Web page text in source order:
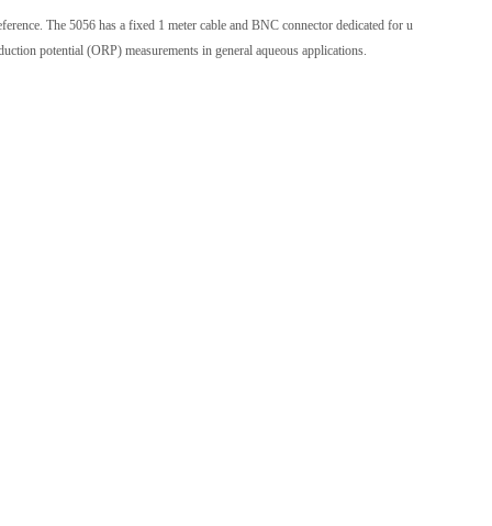
The 5056 has a fixed 1 meter cable and BNC connector dedicated for u
potential (ORP) measurements in general aqueous applications.